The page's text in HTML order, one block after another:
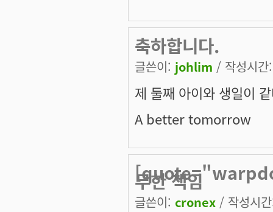
축하합니다.
글쓴이: johlim / 작성시
제 둘째 아이와 생일이
A better tomorrow
무한 책임
글쓴이: cronex / 작성시